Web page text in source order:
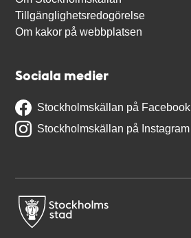
Tillgänglighetsredogörelse
Om kakor på webbplatsen
Sociala medier
Stockholmskällan på Facebook
Stockholmskällan på Instagram